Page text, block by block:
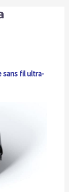
sans fil ultra-